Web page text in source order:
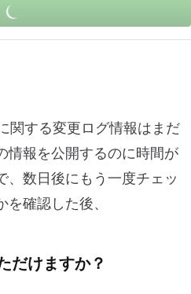
関する変更ログ情報はまだ
情報を公開するのに時間が
、数日後にもう一度チェッ
確認した後、
だけますか？